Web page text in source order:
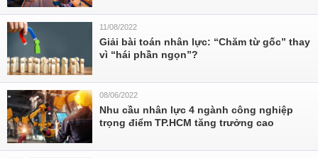
11/08/2022
Giải bài toán nhân lực: “Chăm từ gốc” thay
vì “hái phần ngọn”?
08/06/2022
Nhu cầu nhân lực 4 ngành công nghiệp
trọng điểm TP.HCM tăng trưởng cao